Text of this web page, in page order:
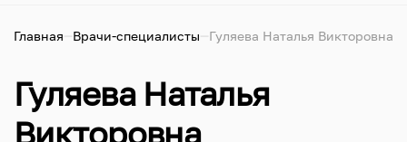
Главная Врачи-специалисты Гуляева Наталья Викторовна
Гуляева Наталья
Викторовна